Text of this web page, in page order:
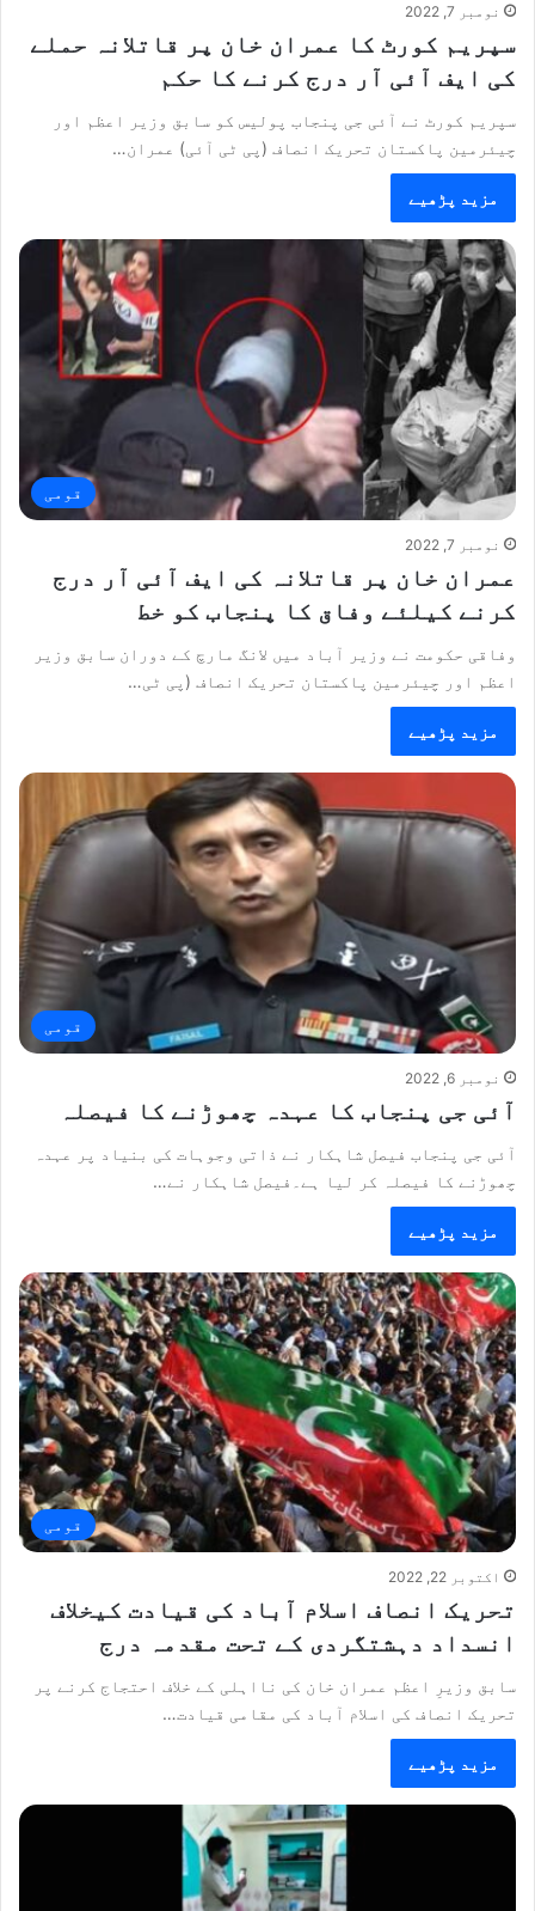
نومبر 7, 2022
سپریم کورٹ کا عمران خان پر قاتلانہ حملے
کی ایف آئی آر درج کرنے کا حکم
سپریم کورٹ نے آئی جی پنجاب پولیس کو سابق وزیر اعظم اور
چیئرمین پاکستان تحریک انصاف (پی ٹی آئی) عمران…
مزید پڑھیے
قومی
نومبر 7, 2022
عمران خان پر قاتلانہ کی ایف آئی آر درج
کرنے کیلئے وفاق کا پنجاب کو خط
وفاقی حکومت نے وزیر آباد میں لانگ مارچ کے دوران سابق وزیر
اعظم اور چیئرمین پاکستان تحریک انصاف (پی ٹی…
مزید پڑھیے
قومی
نومبر 6, 2022
آئی جی پنجاب کا عہدہ چھوڑنے کا فیصلہ
آئی جی پنجاب فیصل شاہکار نے ذاتی وجوہات کی بنیاد پر عہدہ
چھوڑنے کا فیصلہ کر لیا ہے۔فیصل شاہکار نے…
مزید پڑھیے
قومی
اکتوبر 22, 2022
تحریک انصاف اسلام آباد کی قیادت کیخلاف
انسداد دہشتگردی کے تحت مقدمہ درج
سابق وزیرِ اعظم عمران خان کی نااہلی کے خلاف احتجاج کرنے پر
تحریک انصاف کی اسلام آباد کی مقامی قیادت…
مزید پڑھیے